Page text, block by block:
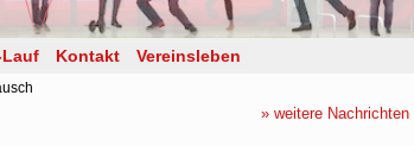
Kontakt Vereinsleben
» weitere Nachrichten